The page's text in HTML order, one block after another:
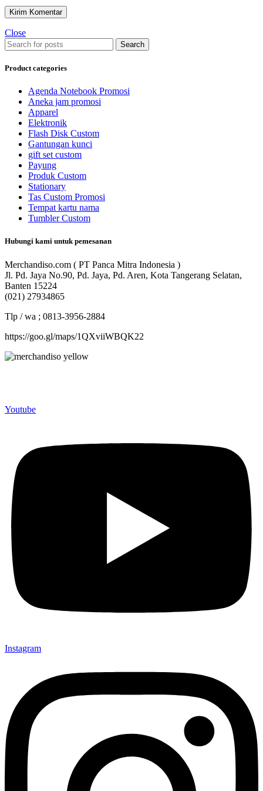
Close
Search
Product categories
Agenda Notebook Promosi
Aneka jam promosi
Apparel
Elektronik
Flash Disk Custom
Gantungan kunci
gift set custom
Payung
Produk Custom
Stationary
Tas Custom Promosi
Tempat kartu nama
Tumbler Custom
Hubungi kami untuk pemesanan
Merchandiso.com ( PT Panca Mitra Indonesia )
Jl. Pd. Jaya No.90, Pd. Jaya, Pd. Aren, Kota Tangerang Selatan,
Banten 15224
(021) 27934865
Tlp / wa ; 0813-3956-2884
https://goo.gl/maps/1QXviiWBQK22
Youtube
Instagram